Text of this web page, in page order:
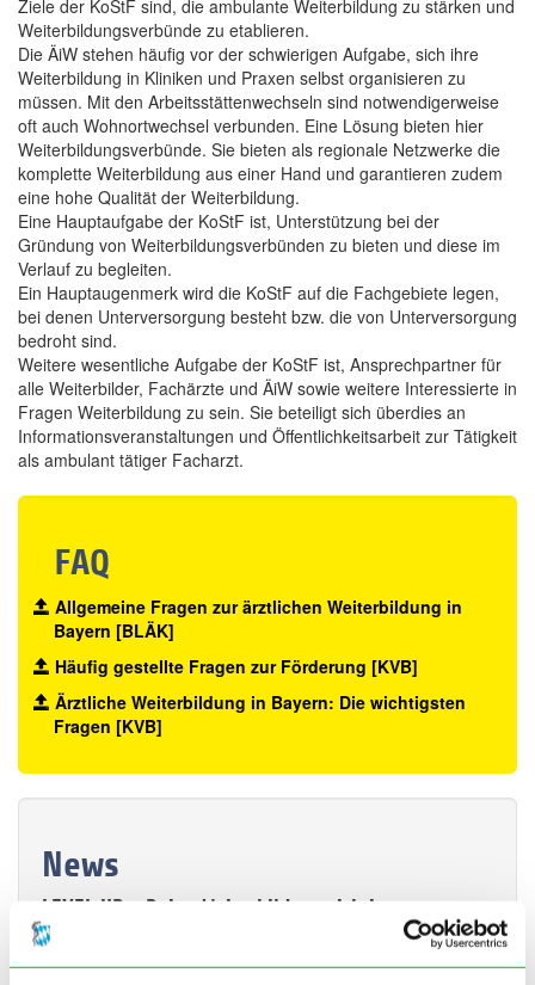
Ziele der KoStF sind, die ambulante Weiterbildung zu stärken und
Weiterbildungsverbünde zu etablieren.
Die ÄiW stehen häufig vor der schwierigen Aufgabe, sich ihre
Weiterbildung in Kliniken und Praxen selbst organisieren zu
müssen. Mit den Arbeitsstättenwechseln sind notwendigerweise
oft auch Wohnortwechsel verbunden. Eine Lösung bieten hier
Weiterbildungsverbünde. Sie bieten als regionale Netzwerke die
komplette Weiterbildung aus einer Hand und garantieren zudem
eine hohe Qualität der Weiterbildung.
Eine Hauptaufgabe der KoStF ist, Unterstützung bei der
Gründung von Weiterbildungsverbünden zu bieten und diese im
Verlauf zu begleiten.
Ein Hauptaugenmerk wird die KoStF auf die Fachgebiete legen,
bei denen Unterversorgung besteht bzw. die von Unterversorgung
bedroht sind.
Weitere wesentliche Aufgabe der KoStF ist, Ansprechpartner für
alle Weiterbilder, Fachärzte und ÄiW sowie weitere Interessierte in
Fragen Weiterbildung zu sein. Sie beteiligt sich überdies an
Informationsveranstaltungen und Öffentlichkeitsarbeit zur Tätigkeit
als ambulant tätiger Facharzt.
FAQ
Allgemeine Fragen zur ärztlichen Weiterbildung in
Bayern [BLÄK]
Häufig gestellte Fragen zur Förderung [KVB]
Ärztliche Weiterbildung in Bayern: Die wichtigsten
Fragen [KVB]
News
LEVEL UP - Deine Weiterbildung richtig starten
Samstag, 14.11.2026
10:00 - 17:00 Uhr